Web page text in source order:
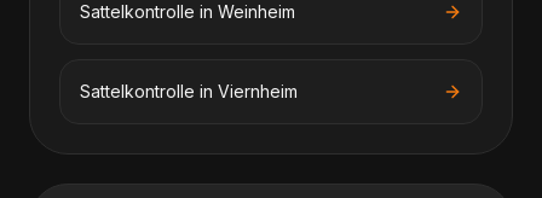
Sattelkontrolle in Weinheim
Sattelkontrolle in Viernheim